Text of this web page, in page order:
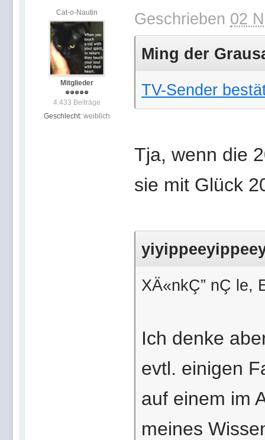
Cat-o-Nautin
Mitglieder
4.433 Beiträge
Geschlecht: weiblich
Geschrieben 02
Ming der
TV-Sender
Tja, wenn die
sie mit Glück
XÄ«nkÇ” nÇ le,
Ich denke
evtl. einigen
auf einem im
meines